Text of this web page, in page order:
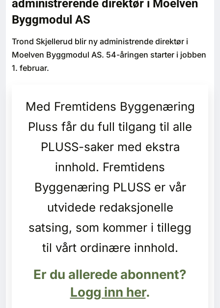
Bærekraft
Eiendom
Tips redaksjonen
Annonsering
Abonnere magasin
Abonnement Pluss
Kontakt oss
administrerende direktør i Moelven
Byggmodul AS
Trond Skjellerud blir ny administrende direktør i
Moelven Byggmodul AS. 54-åringen starter i jobben
1. februar.
Med Fremtidens Byggenæring
Pluss får du full tilgang til alle
PLUSS-saker med ekstra
innhold. Fremtidens
Byggenæring PLUSS er vår
utvidede redaksjonelle
satsing, som kommer i tillegg
til vårt ordinære innhold.
Er du allerede abonnent?
Logg inn her.